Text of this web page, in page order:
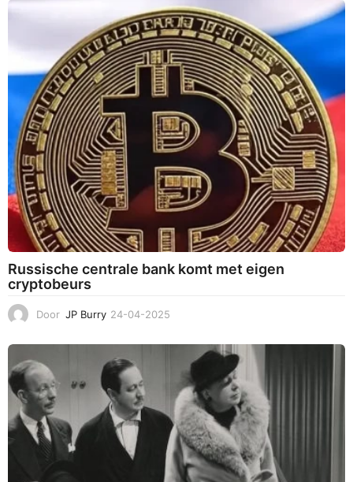
Russische centrale bank komt met eigen
cryptobeurs
Door JP Burry 24-04-2025
-
2
0
2
5